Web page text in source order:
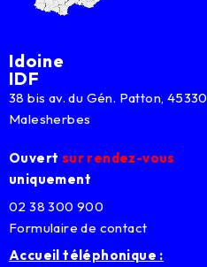
Idoine
IDF
38 bis av. du Gén. Patton, 45330
Malesherbes
Ouvert sur rendez-vous
uniquement
02 38 300 900
Formulaire de contact
Accueil téléphonique :